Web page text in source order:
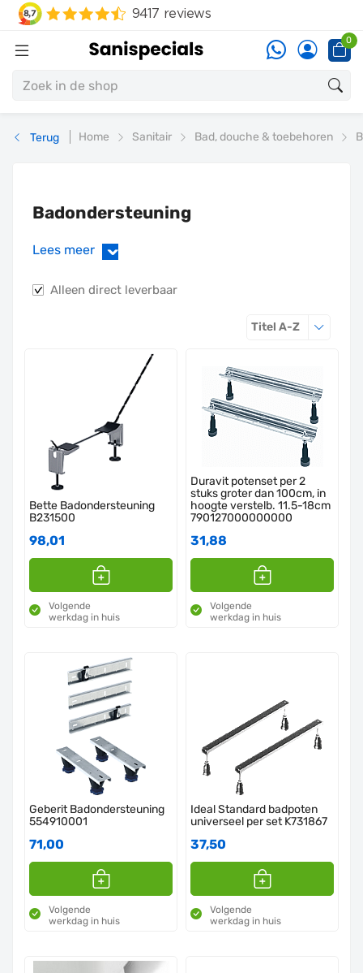
0
Terug Home Sanitair Bad, douche & toebehoren
Badondersteuning
Lees meer ›
Alleen direct leverbaar
Titel A-ZSorteren op
Bette Badondersteuning
B231500
98,01
Volgende
werkdag in huis
Duravit potenset per 2
stuks groter dan 100cm, in
hoogte verstelb. 11.5-18cm
790127000000000
31,88
Volgende
werkdag in huis
Geberit Badondersteuning
554910001
71,00
Volgende
werkdag in huis
Ideal Standard badpoten
universeel per set K731867
37,50
Volgende
werkdag in huis